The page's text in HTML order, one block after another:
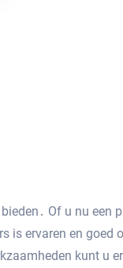
Of u nu een
is ervaren en goed
kunt u